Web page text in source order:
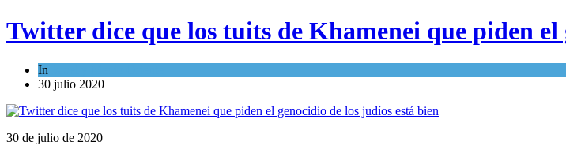
Twitter dice que los tuits de Khamenei que piden
In
30 julio 2020
30 de julio de 2020